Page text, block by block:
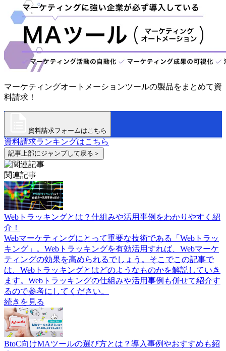
マーケティングオートメーションツールの製品をまとめて資
料請求！
資料請求フォームはこちら
資料請求ランキングはこちら
記事上部にジャンプして戻る＞
関連記事
Webトラッキングとは？仕組みや活用事例をわかりやすく紹
介！
Webマーケティングにとって重要な技術である「Webトラッ
キング」。Webトラッキングを有効活用すれば、Webマーケ
ティングの効果を高められるでしょう。そこでこの記事で
は、Webトラッキングとはどのようなものかを解説していき
ます。Webトラッキングの仕組みや活用事例も併せて紹介す
るので参考にしてください。
続きを見る
BtoC向けMAツールの選び方とは？導入事例やおすすめも紹